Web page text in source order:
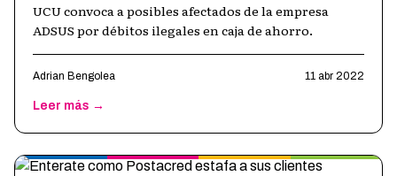
UCU convoca a posibles afectados de la empresa
ADSUS por débitos ilegales en caja de ahorro.
Adrian Bengolea 11 abr 2022
Leer más →